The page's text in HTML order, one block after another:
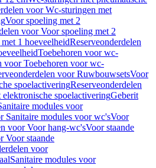
voor Wc-sturingen met
Voor spoeling met 2
voor Voor spoeling met 2
1 hoeveelheidReserveonderdelen
Toebehoren voor wc-
voor Toebehoren voor wc-
voor RuwbouwsetsVoor
spoelactiveringReserveonderdelen
spoelactiveringGeberit
modules voor
Sanitaire modules voor wc'sVoor
voor Voor hang-wc'sVoor staande
Voor staande
voor
Sanitaire modules voor